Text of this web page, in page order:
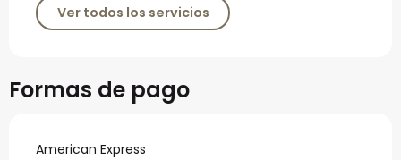
Ver todos los servicios
Formas de pago
American Express